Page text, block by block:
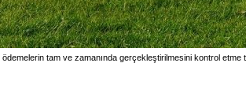
tam ve zamanında gerçekleştirilmesini kontrol etme